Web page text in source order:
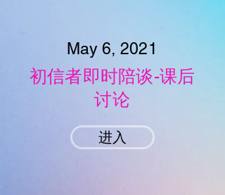
May 6, 2021
初信者即时陪谈-课后
讨论
进入